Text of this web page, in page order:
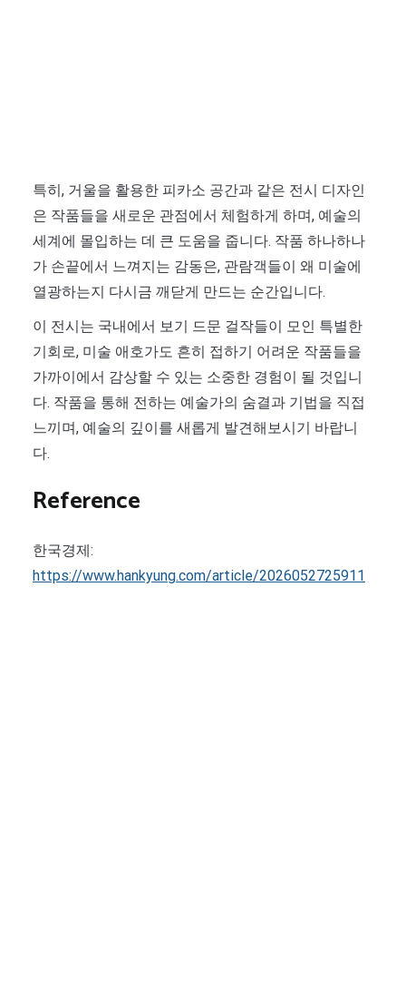
특히, 거울을 활용한 피카소 공간과 같은 전시 디자인
은 작품들을 새로운 관점에서 체험하게 하며, 예술의
세계에 몰입하는 데 큰 도움을 줍니다. 작품 하나하나
가 손끝에서 느껴지는 감동은, 관람객들이 왜 미술에
열광하는지 다시금 깨닫게 만드는 순간입니다.
이 전시는 국내에서 보기 드문 걸작들이 모인 특별한
기회로, 미술 애호가도 흔히 접하기 어려운 작품들을
가까이에서 감상할 수 있는 소중한 경험이 될 것입니
다. 작품을 통해 전하는 예술가의 숨결과 기법을 직접
느끼며, 예술의 깊이를 새롭게 발견해보시기 바랍니
다.
Reference
한국경제:
https://www.hankyung.com/article/2026052725911